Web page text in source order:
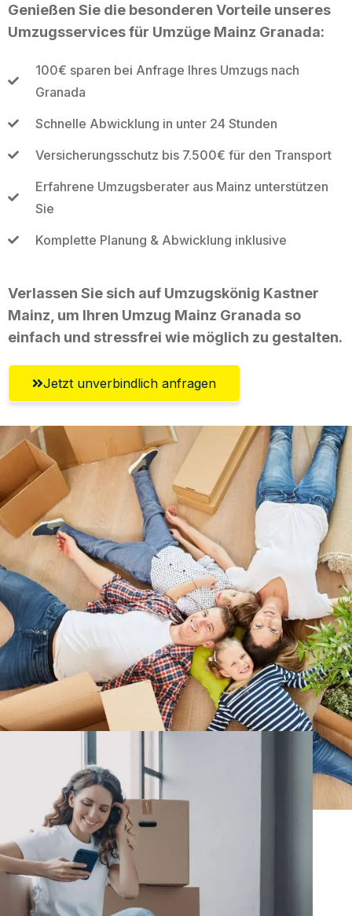
Genießen Sie die besonderen Vorteile unseres
Umzugsservices für Umzüge Mainz Granada:
100€ sparen bei Anfrage Ihres Umzugs nach
Granada
Schnelle Abwicklung in unter 24 Stunden
Versicherungsschutz bis 7.500€ für den Transport
Erfahrene Umzugsberater aus Mainz unterstützen
Sie
Komplette Planung & Abwicklung inklusive
Verlassen Sie sich auf Umzugskönig Kastner
Mainz, um Ihren Umzug Mainz Granada so
einfach und stressfrei wie möglich zu gestalten.
Jetzt unverbindlich anfragen